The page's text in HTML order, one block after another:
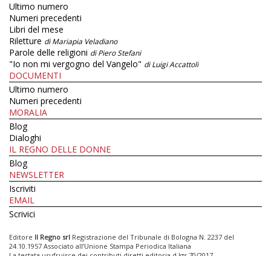
Ultimo numero
Numeri precedenti
Libri del mese
Riletture di Mariapia Veladiano
Parole delle religioni di Piero Stefani
"Io non mi vergogno del Vangelo" di Luigi Accattoli
DOCUMENTI
Ultimo numero
Numeri precedenti
MORALIA
Blog
Dialoghi
IL REGNO DELLE DONNE
Blog
NEWSLETTER
Iscriviti
EMAIL
Scrivici
Editore Il Regno srl Registrazione del Tribunale di Bologna N. 2237 del
24.10.1957 Associato all’Unione Stampa Periodica Italiana